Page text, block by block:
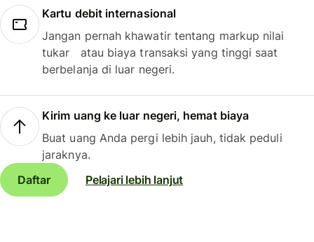
Kartu debit internasional
Jangan pernah khawatir tentang markup nilai
tukar atau biaya transaksi yang tinggi saat
berbelanja di luar negeri.
Kirim uang ke luar negeri, hemat biaya
Buat uang Anda pergi lebih jauh, tidak peduli
jaraknya.
Daftar
Pelajari lebih lanjut